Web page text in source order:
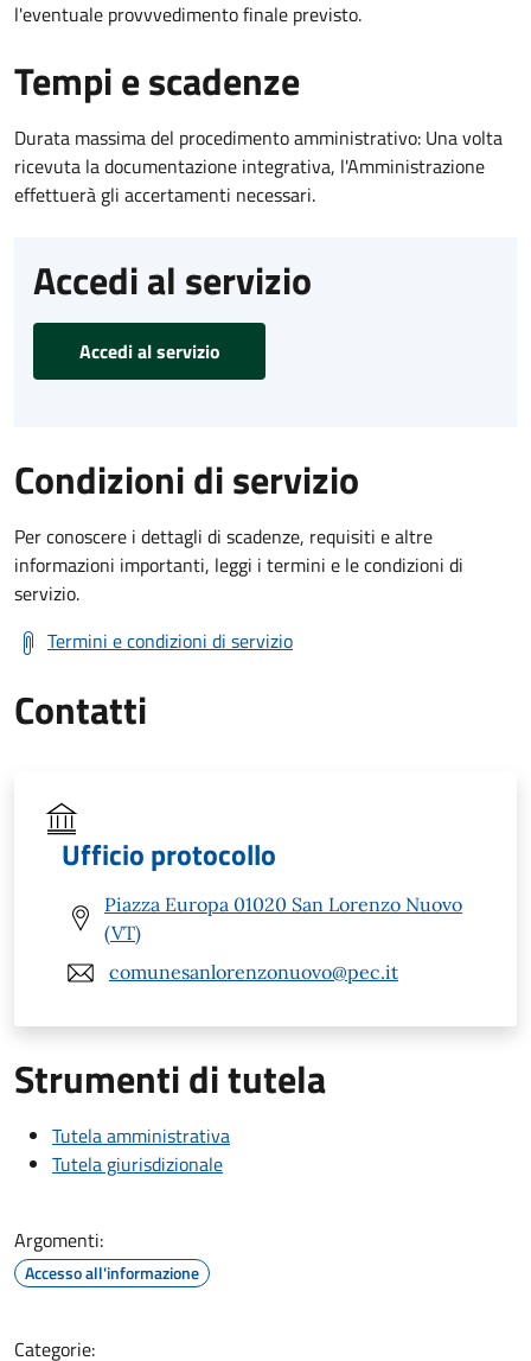
l'eventuale provvvedimento finale previsto.
Tempi e scadenze
Durata massima del procedimento amministrativo: Una volta
ricevuta la documentazione integrativa, l'Amministrazione
effettuerà gli accertamenti necessari.
Accedi al servizio
Accedi al servizio
Condizioni di servizio
Per conoscere i dettagli di scadenze, requisiti e altre
informazioni importanti, leggi i termini e le condizioni di
servizio.
Termini e condizioni di servizio
Contatti
Ufficio protocollo
Piazza Europa 01020 San Lorenzo Nuovo
(VT)
comunesanlorenzonuovo@pec.it
Strumenti di tutela
Tutela amministrativa
Tutela giurisdizionale
Argomenti:
Accesso all'informazione
Categorie: